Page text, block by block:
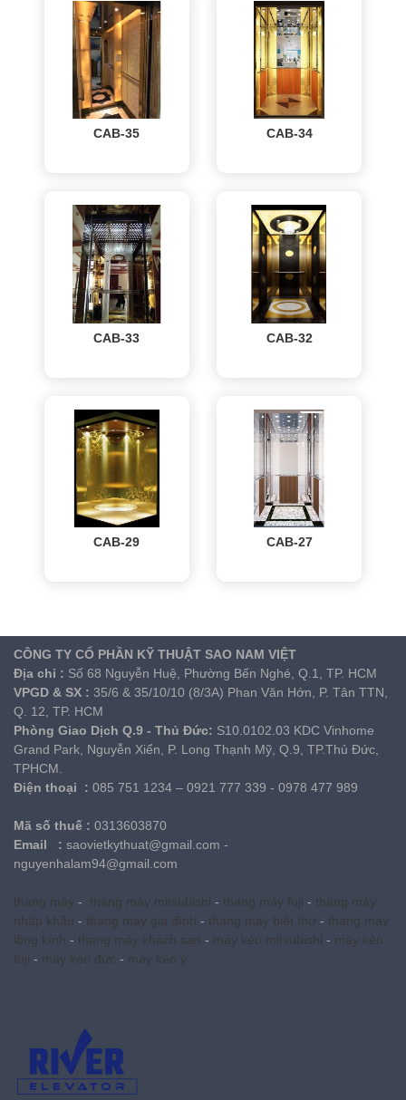
CAB-35 CAB-34
CAB-33 CAB-32
CAB-29 CAB-27
CÔNG TY CỔ PHẦN KỸ THUẬT SAO NAM VIỆT
Địa chỉ : Số 68 Nguyễn Huệ, Phường Bến Nghé, Q.1, TP. HCM
VPGD & SX : 35/6 & 35/10/10 (8/3A) Phan Văn Hớn, P. Tân TTN,
Q. 12, TP. HCM
Phòng Giao Dịch Q.9 - Thủ Đức: S10.0102.03 KDC Vinhome
Grand Park, Nguyễn Xiển, P. Long Thạnh Mỹ, Q.9, TP.Thủ Đức,
TPHCM.
Điện thoại
: 085 751 1234 – 0921 777 339 - 0978 477 989
Mã số thuế : 0313603870
Email : saovietkythuat@gmail.com -
nguyenhalam94@gmail.com
thang máy - thang máy mitsubishi - thang máy fuji - thang máy
nhập khẩu - thang máy gia đình - thang máy biệt thự - thang máy
lồng kính - thang máy khách sạn - máy kéo mitsubishi - máy kéo
fuji - máy kéo đức - máy kéo ý